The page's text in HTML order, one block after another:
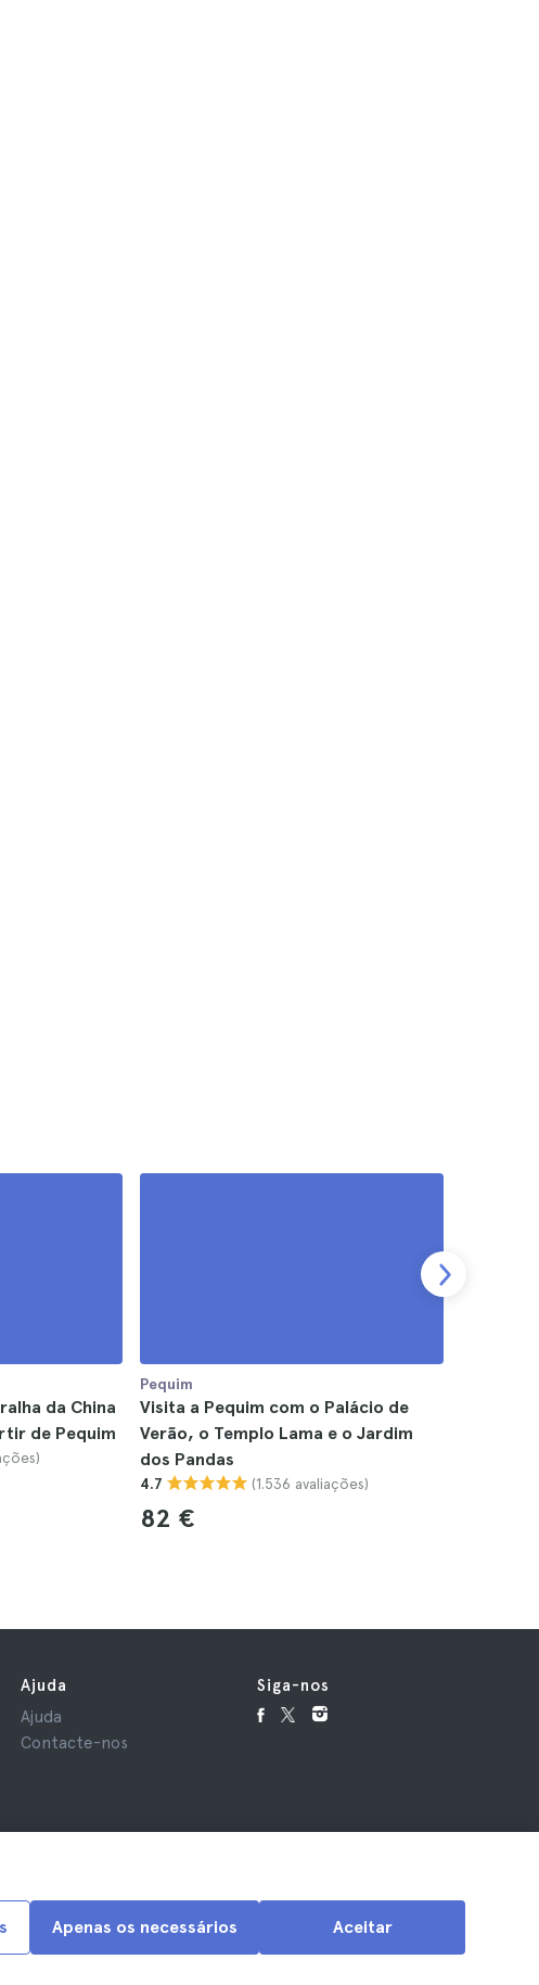
da China
de Pequim
Pequim
Visita a Pequim com o Palácio de
Verão, o Templo Lama e o Jardim
dos Pandas
4.7 (1.536 avaliações)
82 €
Aceitar
Apenas os necessários
Ajuda
Ajuda
Contacte-nos
Siga-nos